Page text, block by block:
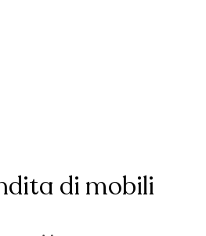
di mobili